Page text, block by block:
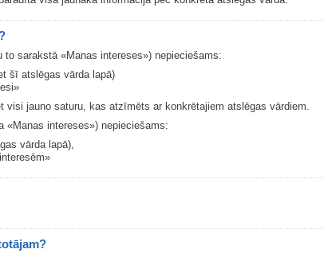
sarakstā «Manas intereses») nepieciešams:
šī atslēgas vārda lapā)
jauno saturu, kas atzīmēts ar konkrētajiem atslēgas vārdiem.
«Manas intereses») nepieciešams:
vārda lapā),